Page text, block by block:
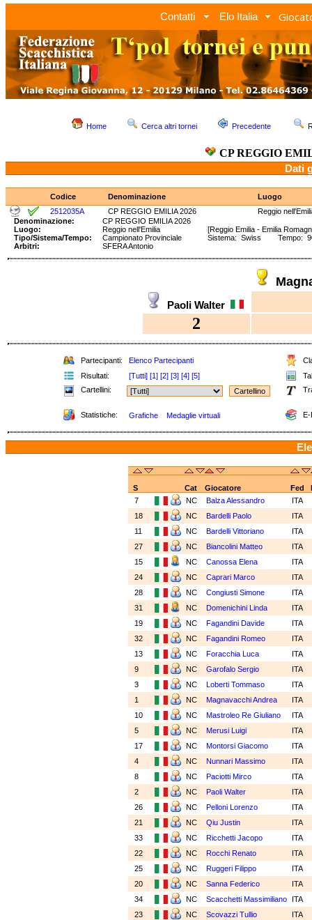
Contatti Elo Italia
Home Cerca altri tornei Precedente
CP REGGIO
Dati
Codice Denominazione
Luogo
2512035A
CP REGGIO EMILIA 2026
Reggio
Denominazione:
CP REGGIO EMILIA 2026
Luogo:
Reggio nell'Emilia
[Reggio Emilia - Emilia
Tipo/Sistema/Tempo:
Campionato Provinciale
Sistema: Swiss Tempo:
Arbitri:
SFERA Antonio
Paoli Walter
2
Partecipanti: Elenco Partecipanti
Risultati:
[Tutti] [1] [2] [3] [4] [5]
Cartellini:
Statistiche: Grafiche Medaglie virtuali E-
S Cat Giocatore Fed
7
NC Balza Alessandro
ITA
18
NC Bardelli Paolo
ITA
11
NC Bardelli Vittoriano
ITA
27
NC Biancolini Matteo
ITA
15
NC Canossa Elena
ITA
24
NC Caprari Marco
ITA
28
NC Congiusti Simone
ITA
31
NC Domenichini Linda
ITA
19
NC Fagandini Davide
ITA
32
NC Fagandini Romeo
ITA
13
NC Foracchia Luca
ITA
9
NC Garofalo Sergio
ITA
3
NC Loberti Tommaso
ITA
1
NC Magnavacchi Andrea
ITA
10
NC Mastroleo Re Giuliano
ITA
5
NC Merusi Luigi
ITA
17
NC Montorsi Giacomo
ITA
4
NC Nunnari Massimo
ITA
8
NC Paciotti Mirco
ITA
2
NC Paoli Walter
ITA
26
NC Pelloni Lorenzo
ITA
21
NC Qiu Justin
ITA
33
NC Ricchetti Jacopo
ITA
22
NC Rocchi Renato
ITA
25
NC Ruggeri Filippo
ITA
20
NC Sanna Federico
ITA
34
NC Scacchetti Massimiliano
ITA
23
NC Scovazzi Tullio
ITA